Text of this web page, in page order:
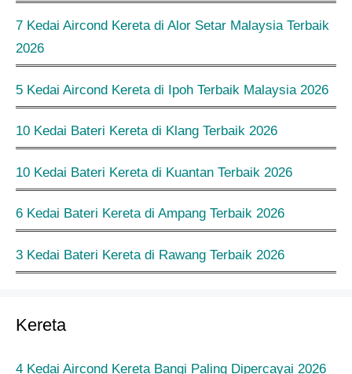
7 Kedai Aircond Kereta di Alor Setar Malaysia Terbaik
2026
5 Kedai Aircond Kereta di Ipoh Terbaik Malaysia 2026
10 Kedai Bateri Kereta di Klang Terbaik 2026
10 Kedai Bateri Kereta di Kuantan Terbaik 2026
6 Kedai Bateri Kereta di Ampang Terbaik 2026
3 Kedai Bateri Kereta di Rawang Terbaik 2026
Kereta
4 Kedai Aircond Kereta Bangi Paling Dipercayai 2026